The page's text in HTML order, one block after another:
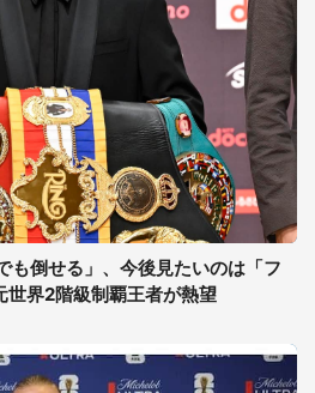
も倒せる」、今後見たいのは「フ
世界2階級制覇王者が熱望